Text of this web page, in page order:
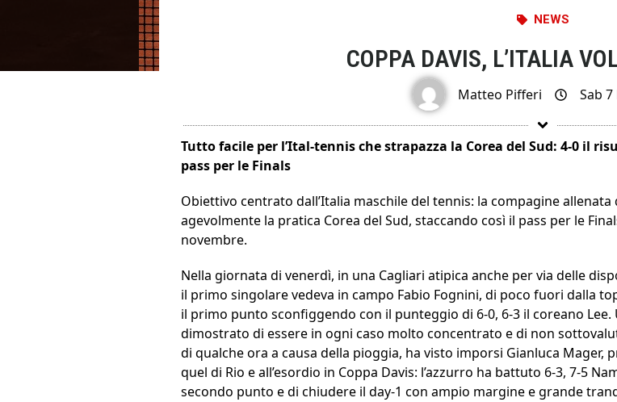
NEWS
COPPA DAVIS, L’ITALIA
Matteo Pifferi Sab
Tutto facile per l’Ital-tennis che strapazza la Corea del Sud: 4-0 il
pass per le Finals
Obiettivo centrato dall’Italia maschile del tennis: la compagine
agevolmente la pratica Corea del Sud, staccando così il pass per le
novembre.
Nella giornata di venerdì, in una Cagliari atipica anche per via delle
il primo singolare vedeva in campo Fabio Fognini, di poco fuori dalla
il primo punto sconfiggendo con il punteggio di 6-0, 6-3 il coreano
dimostrato di essere in ogni caso molto concentrato e di non
di qualche ora a causa della pioggia, ha visto imporsi Gianluca
quel di Rio e all’esordio in Coppa Davis: l’azzurro ha battuto 6-3, 7-5
secondo punto e di chiudere il day-1 con ampio margine e grande